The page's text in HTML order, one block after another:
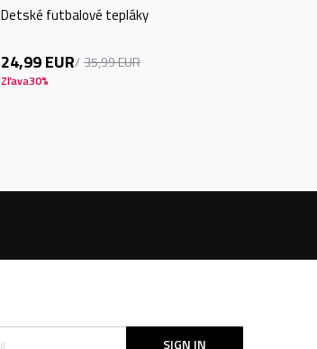
Detské futbalové tepláky
24,99EUR 35,99EUR
Zľava30%
SIGN IN